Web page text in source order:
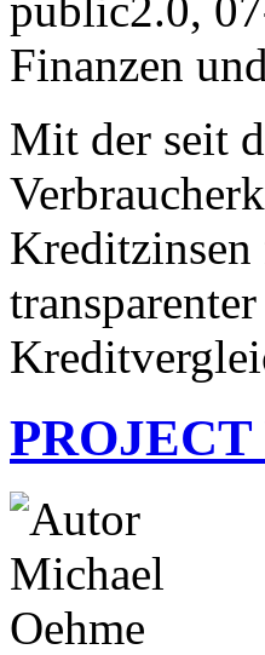
public2.0,
Finanzen
Mit der seit
Kreditzinsen
PROJECT